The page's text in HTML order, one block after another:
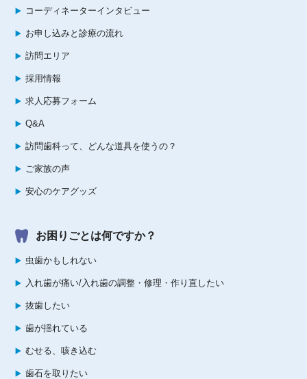
コーディネーターインタビュー
お申し込みと診療の流れ
訪問エリア
採用情報
求人応募フォーム
Q&A
訪問歯科って、どんな道具を使うの？
ご家族の声
安心のケアグッズ
お困りごとは何ですか？
虫歯かもしれない
入れ歯が痛い/入れ歯の調整・修理・作り直したい
抜歯したい
歯が揺れている
むせる、咳き込む
歯石を取りたい